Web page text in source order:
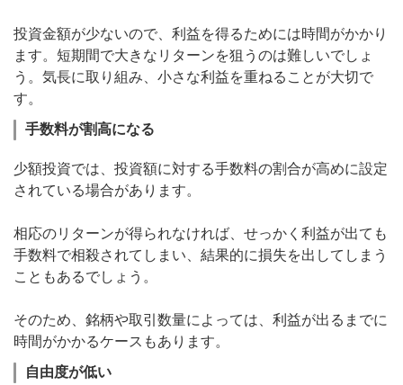
投資金額が少ないので、利益を得るためには時間がかかり
ます。短期間で大きなリターンを狙うのは難しいでしょ
う。気長に取り組み、小さな利益を重ねることが大切で
す。
手数料が割高になる
少額投資では、投資額に対する手数料の割合が高めに設定
されている場合があります。
相応のリターンが得られなければ、せっかく利益が出ても
手数料で相殺されてしまい、結果的に損失を出してしまう
こともあるでしょう。
そのため、銘柄や取引数量によっては、利益が出るまでに
時間がかかるケースもあります。
自由度が低い